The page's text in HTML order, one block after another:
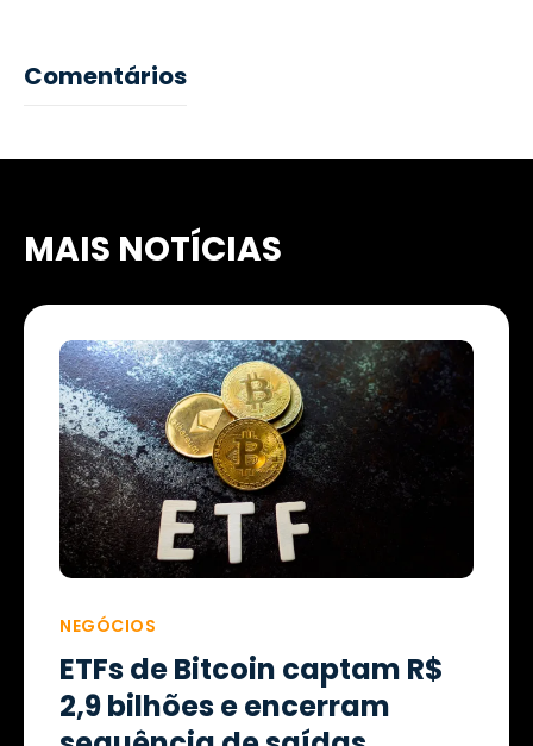
Comentários
MAIS NOTÍCIAS
NEGÓCIOS
ETFs de Bitcoin captam R$
2,9 bilhões e encerram